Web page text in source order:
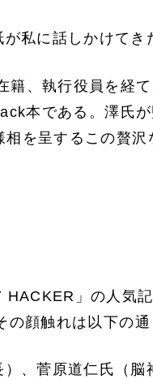
私に話しかけてき
籍、執行役員を経
本である。澤氏
を呈するこの贅
」の人気
顔触れは以下の
、菅原道仁氏（